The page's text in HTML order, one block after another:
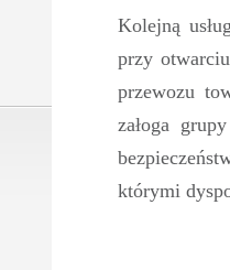
Kolejną
przy
przewozu
załoga
którymi